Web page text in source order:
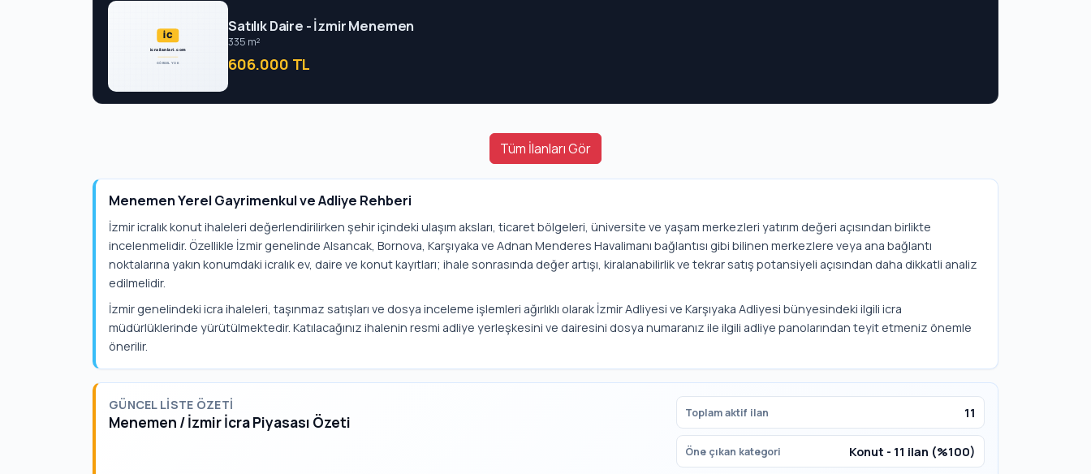
Satılık Daire - İzmir Menemen
335 m²
606.000 TL
Tüm İlanları Gör
Menemen Yerel Gayrimenkul ve Adliye Rehberi
İzmir icralık konut ihaleleri değerlendirilirken şehir içindeki ulaşım aksları, ticaret bölgeleri, üniversite ve yaşam merkezleri yatırım değeri açısından birlikte
incelenmelidir. Özellikle İzmir genelinde Alsancak, Bornova, Karşıyaka ve Adnan Menderes Havalimanı bağlantısı gibi bilinen merkezlere veya ana bağlantı
noktalarına yakın konumdaki icralık ev, daire ve konut kayıtları; ihale sonrasında değer artışı, kiralanabilirlik ve tekrar satış potansiyeli açısından daha dikkatli analiz
edilmelidir.
İzmir genelindeki icra ihaleleri, taşınmaz satışları ve dosya inceleme işlemleri ağırlıklı olarak İzmir Adliyesi ve Karşıyaka Adliyesi bünyesindeki ilgili icra
müdürlüklerinde yürütülmektedir. Katılacağınız ihalenin resmi adliye yerleşkesini ve dairesini dosya numaranız ile ilgili adliye panolarından teyit etmeniz önemle
önerilir.
GÜNCEL LISTE ÖZETI
Menemen / İzmir İcra Piyasası Özeti
Toplam aktif ilan 11
Öne çıkan kategori Konut - 11 ilan (%100)